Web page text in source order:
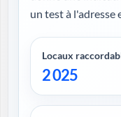
un test à l'adresse
Locaux
2 025